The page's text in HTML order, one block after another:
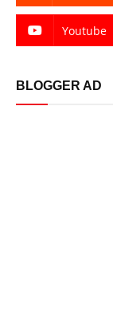
Youtube
BLOGGER AD